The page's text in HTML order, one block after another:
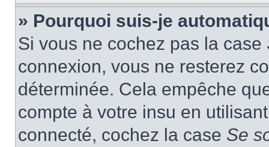
» Pourquoi suis-je
Si vous ne cochez pas la case
connexion, vous ne resterez
déterminée. Cela empêche
compte à votre insu en
connecté, cochez la case Se